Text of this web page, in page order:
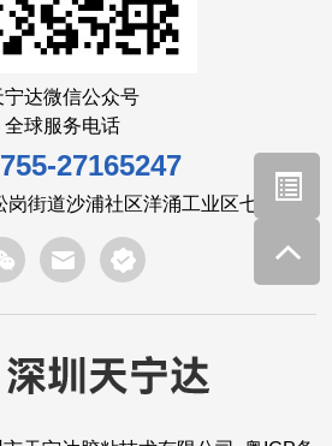
宁达微信公众号
全球服务电话
27165247
街道沙浦社区洋涌工业区七路6号